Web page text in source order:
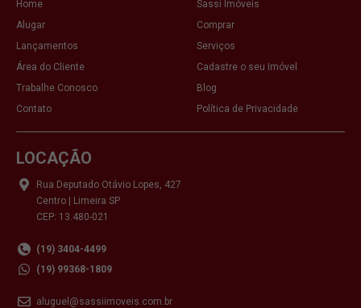
Home
Sassi Imóveis
Alugar
Comprar
Lançamentos
Serviços
Área do Cliente
Cadastre o seu Imóvel
Trabalhe Conosco
Blog
Contato
Política de Privacidade
LOCAÇÃO
Rua Deputado Otávio Lopes, 427
Centro | Limeira SP
CEP: 13.480-021
(19) 3404-4499
(19) 99368-1809
aluguel@sassiimoveis.com.br